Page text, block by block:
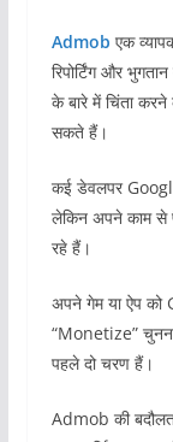
Admob एक
रिपोर्टिंग और
के बारे में चिंता करने
सकते हैं।
कई डेवलपर
लेकिन अपने काम से
रहे हैं।
अपने गेम या ऐप
“Monetize”
पहले दो चरण हैं।
Admob की